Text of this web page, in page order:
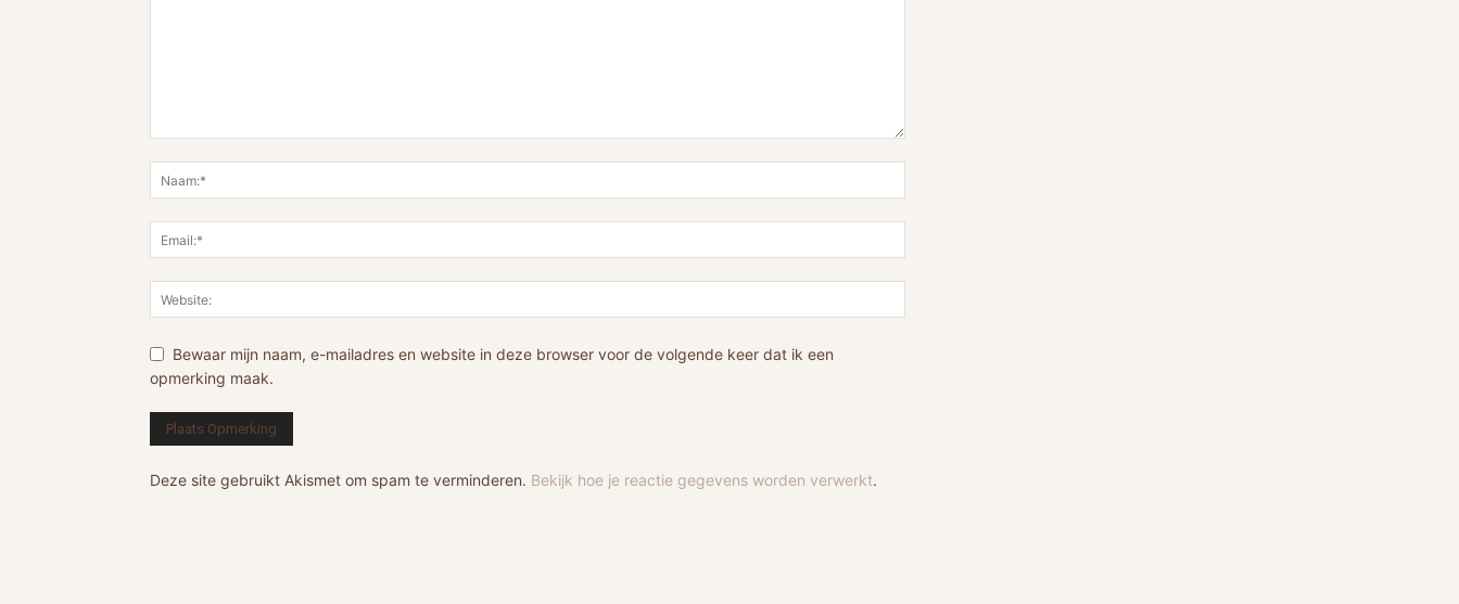
Bewaar mijn naam, e-mailadres en website in deze browser voor de volgende keer dat ik een
opmerking maak.
Deze site gebruikt Akismet om spam te verminderen. Bekijk hoe je reactie gegevens worden verwerkt.